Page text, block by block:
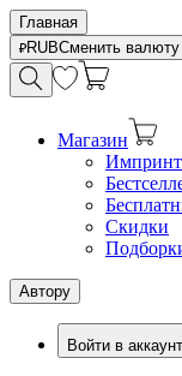
Главная
RUBСменить валюту
Магазин
Скидки
Автору
Войти в аккаунт